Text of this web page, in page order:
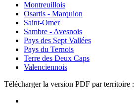
Montreuillois
Osartis - Marquion
Saint-Omer
Sambre - Avesnois
Pays des Sept Vallées
Pays du Ternois
Terre des Deux Caps
Valenciennois
Télécharger la version PDF par territoire :